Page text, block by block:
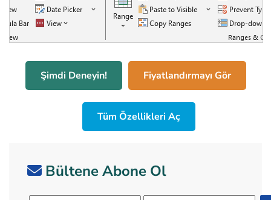
Şimdi Deneyin! Fiyatlandırmayı Gör
Tüm Özellikleri Aç
Bültene Abone Ol